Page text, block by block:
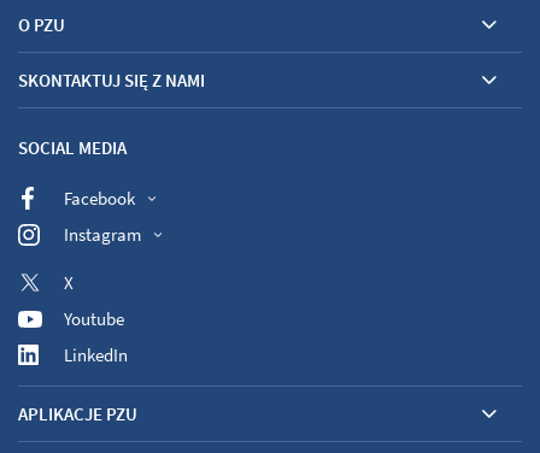
O PZU
SKONTAKTUJ SIĘ Z NAMI
SOCIAL MEDIA
Facebook
Instagram
X
Youtube
LinkedIn
APLIKACJE PZU